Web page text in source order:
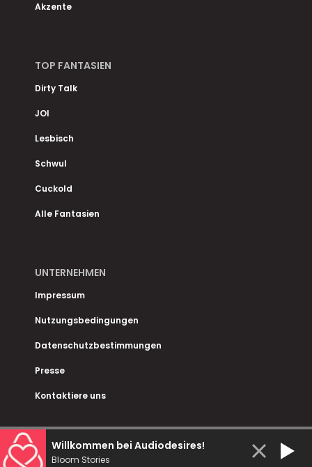
Akzente
TOP FANTASIEN
Dirty Talk
JOI
Lesbisch
Schwul
Cuckold
Alle Fantasien
UNTERNEHMEN
Impressum
Nutzungsbedingungen
Datenschutzbestimmungen
Presse
Kontaktiere uns
Willkommen bei Audiodesires!
Bloom Stories